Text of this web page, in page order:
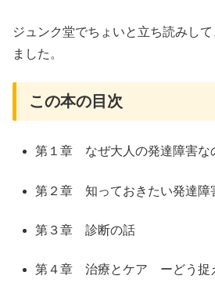
ジュンク堂でちょいと立ち読みし
ました。
この本の目次
第１章 なぜ大人の発達障害な
第２章 知っておきたい発達障
第３章 診断の話
第４章 治療とケア ーどう捉